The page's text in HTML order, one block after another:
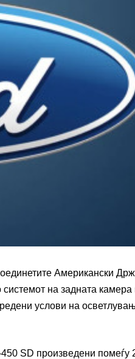
Американски
на задната камера
услови на
SD произведени помеѓу